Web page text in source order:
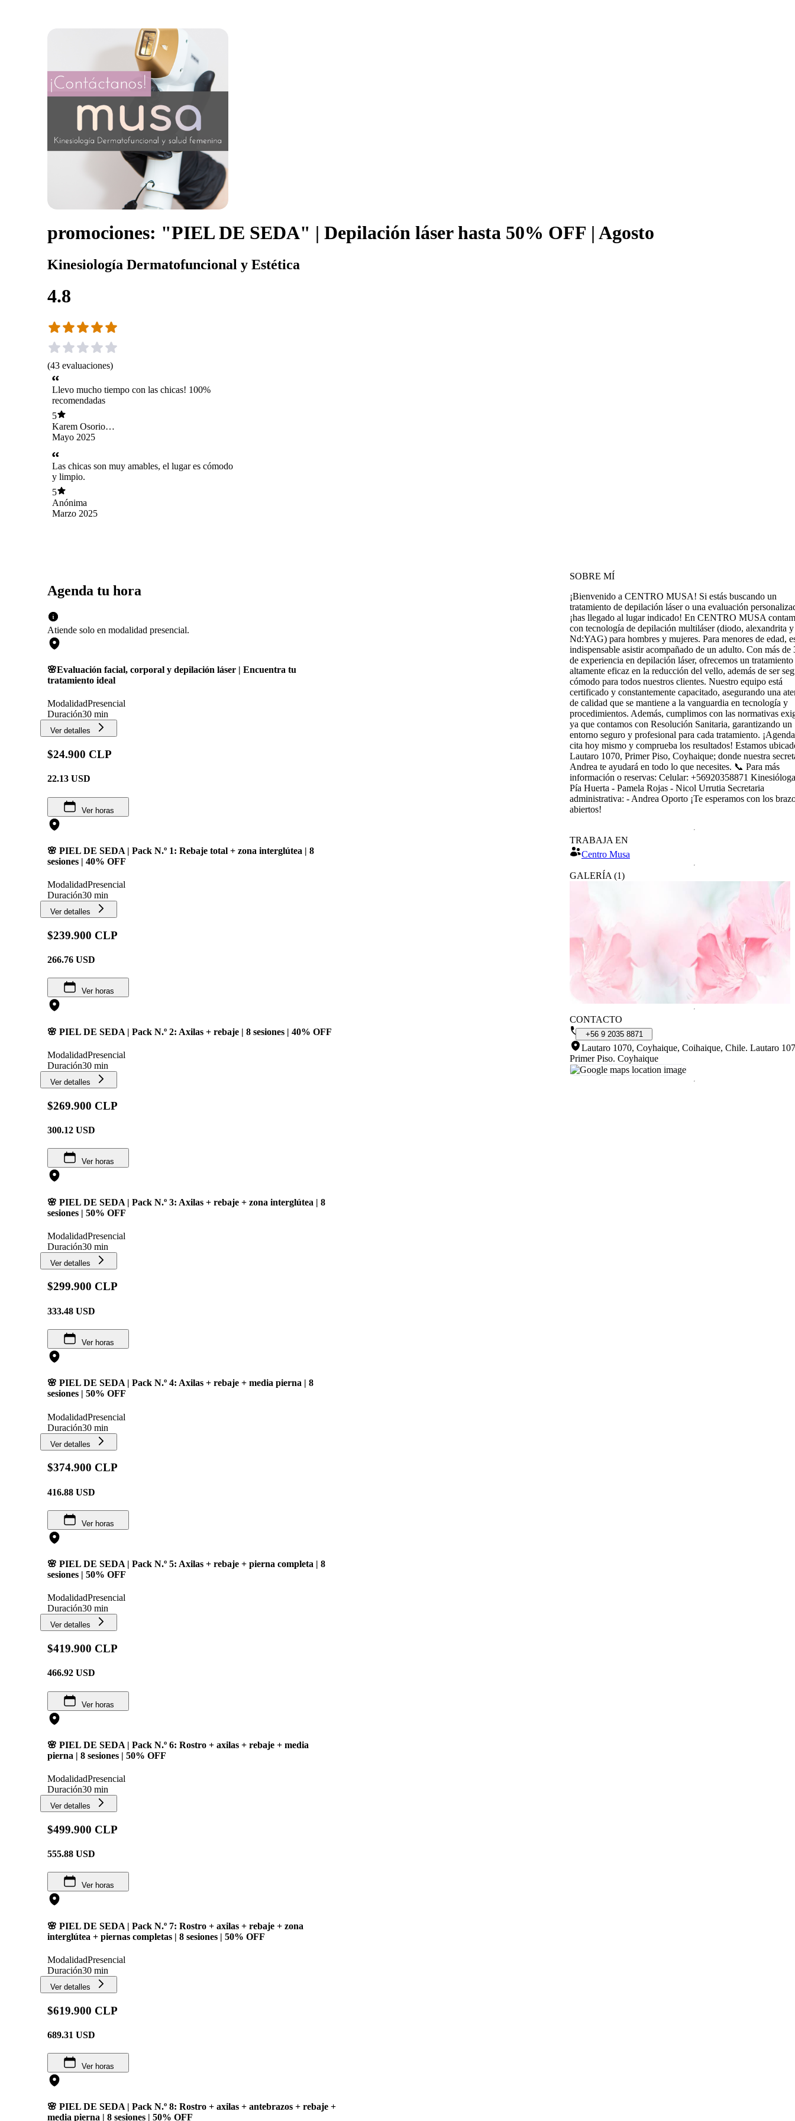
promociones: "PIEL DE SEDA" | Depilación láser hasta 50% OFF | Agosto
Kinesiología Dermatofuncional y Estética
4.8
(43 evaluaciones)
Llevo mucho tiempo con las chicas! 100%
recomendadas
5
Karem Osorio
Escobar
Mayo 2025
Las chicas son muy amables, el lugar es cómodo
y limpio.
5
Anónima
Marzo 2025
Agenda tu hora
Atiende solo en modalidad presencial.
🌸Evaluación facial, corporal y depilación láser | Encuentra tu
tratamiento ideal
ModalidadPresencial
Duración30 min
Ver detalles
$24.900 CLP
22.13 USD
Ver horas
🌸 PIEL DE SEDA | Pack N.º 1: Rebaje total + zona interglútea | 8
sesiones | 40% OFF
ModalidadPresencial
Duración30 min
Ver detalles
$239.900 CLP
266.76 USD
Ver horas
🌸 PIEL DE SEDA | Pack N.º 2: Axilas + rebaje | 8 sesiones | 40% OFF
ModalidadPresencial
Duración30 min
Ver detalles
$269.900 CLP
300.12 USD
Ver horas
🌸 PIEL DE SEDA | Pack N.º 3: Axilas + rebaje + zona interglútea | 8
sesiones | 50% OFF
ModalidadPresencial
Duración30 min
Ver detalles
$299.900 CLP
333.48 USD
Ver horas
🌸 PIEL DE SEDA | Pack N.º 4: Axilas + rebaje + media pierna | 8
sesiones | 50% OFF
ModalidadPresencial
Duración30 min
Ver detalles
$374.900 CLP
416.88 USD
Ver horas
🌸 PIEL DE SEDA | Pack N.º 5: Axilas + rebaje + pierna completa | 8
sesiones | 50% OFF
ModalidadPresencial
Duración30 min
Ver detalles
$419.900 CLP
466.92 USD
Ver horas
🌸 PIEL DE SEDA | Pack N.º 6: Rostro + axilas + rebaje + media
pierna | 8 sesiones | 50% OFF
ModalidadPresencial
Duración30 min
Ver detalles
$499.900 CLP
555.88 USD
Ver horas
🌸 PIEL DE SEDA | Pack N.º 7: Rostro + axilas + rebaje + zona
interglútea + piernas completas | 8 sesiones | 50% OFF
ModalidadPresencial
Duración30 min
Ver detalles
$619.900 CLP
689.31 USD
Ver horas
🌸 PIEL DE SEDA | Pack N.º 8: Rostro + axilas + antebrazos + rebaje +
media pierna | 8 sesiones | 50% OFF
SOBRE MÍ
¡Bienvenido a CENTRO MUSA! Si estás buscando un
tratamiento de depilación láser o una evaluación
¡has llegado al lugar indicado! En CENTRO MUSA
con tecnología de depilación multiláser (diodo, alexandrita y
Nd:YAG) para hombres y mujeres. Para menores de edad,
indispensable asistir acompañado de un adulto. Con más de
de experiencia en depilación láser, ofrecemos un tratamiento
altamente eficaz en la reducción del vello, además de ser
cómodo para todos nuestros clientes. Nuestro equipo está
certificado y constantemente capacitado, asegurando una
de calidad que se mantiene a la vanguardia en tecnología y
procedimientos. Además, cumplimos con las normativas
ya que contamos con Resolución Sanitaria, garantizando un
entorno seguro y profesional para cada tratamiento.
cita hoy mismo y comprueba los resultados! Estamos
Lautaro 1070, Primer Piso, Coyhaique; donde nuestra
Andrea te ayudará en todo lo que necesites. 📞 Para más
información o reservas: Celular: +56920358871
Pía Huerta - Pamela Rojas - Nicol Urrutia Secretaria
administrativa: - Andrea Oporto ¡Te esperamos con los
abiertos!
TRABAJA EN
Centro Musa
GALERÍA (1)
CONTACTO
+56 9 2035 8871
Lautaro 1070, Coyhaique, Coihaique, Chile. Lautaro
Primer Piso. Coyhaique